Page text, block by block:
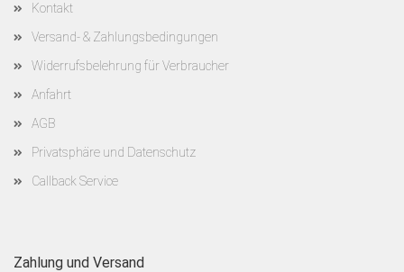
Kontakt
Versand- & Zahlungsbedingungen
Widerrufsbelehrung für Verbraucher
Anfahrt
AGB
Privatsphäre und Datenschutz
Callback Service
Zahlung und Versand